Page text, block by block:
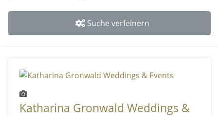
Suche verfeinern
Katharina Gronwald Weddings &